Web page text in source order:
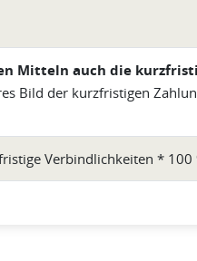
Mitteln auch die
Bild der kurzfristigen
Verbindlichkeiten * 100